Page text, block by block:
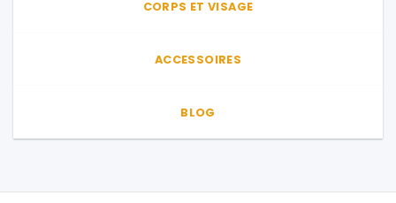
CORPS ET VISAGE
ACCESSOIRES
BLOG